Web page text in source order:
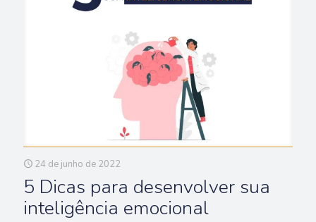
24 de junho de 2022
5 Dicas para desenvolver sua
inteligência emocional